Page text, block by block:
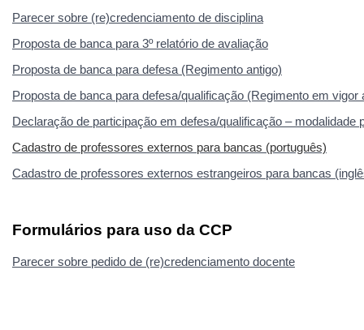
Parecer sobre (re)credenciamento de disciplina
Proposta de banca para 3º relatório de avaliação
Proposta de banca para defesa (Regimento antigo)
Proposta de banca para defesa/qualificação (Regimento em vigor
Declaração de participação em defesa/qualificação – modalidade
Cadastro de professores externos para bancas (português)
Cadastro de professores externos estrangeiros para bancas
Formulários para uso da CCP
Parecer sobre pedido de (re)credenciamento docente